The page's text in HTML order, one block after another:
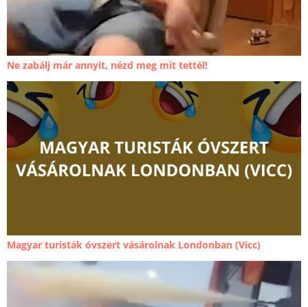
Ne zabálj már annyit, nézd meg mit tettél!
Magyar turisták óvszert vásárolnak Londonban (Vicc)